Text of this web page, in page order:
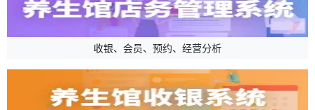
收银、会员、预约、经营分析